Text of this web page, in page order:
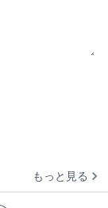
もっと見る